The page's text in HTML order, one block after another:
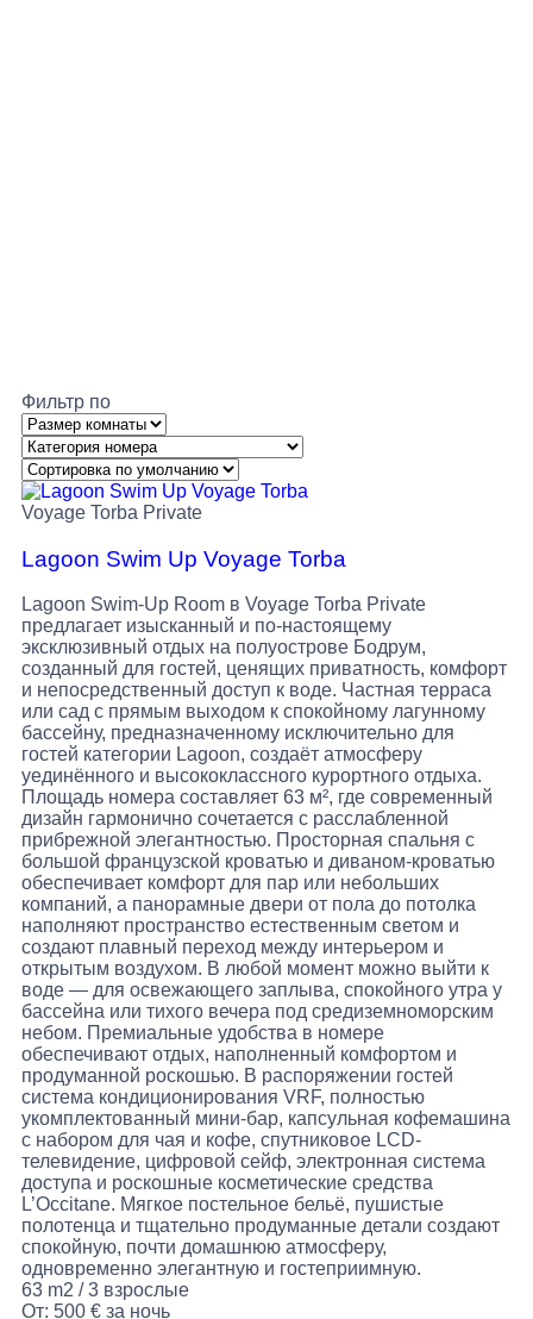
Фильтр по
Voyage Torba Private
Lagoon Swim Up Voyage Torba
Lagoon Swim-Up Room в Voyage Torba Private
предлагает изысканный и по-настоящему
эксклюзивный отдых на полуострове Бодрум,
созданный для гостей, ценящих приватность, комфорт
и непосредственный доступ к воде. Частная терраса
или сад с прямым выходом к спокойному лагунному
бассейну, предназначенному исключительно для
гостей категории Lagoon, создаёт атмосферу
уединённого и высококлассного курортного отдыха.
Площадь номера составляет 63 м², где современный
дизайн гармонично сочетается с расслабленной
прибрежной элегантностью. Просторная спальня с
большой французской кроватью и диваном-кроватью
обеспечивает комфорт для пар или небольших
компаний, а панорамные двери от пола до потолка
наполняют пространство естественным светом и
создают плавный переход между интерьером и
открытым воздухом. В любой момент можно выйти к
воде — для освежающего заплыва, спокойного утра у
бассейна или тихого вечера под средиземноморским
небом. Премиальные удобства в номере
обеспечивают отдых, наполненный комфортом и
продуманной роскошью. В распоряжении гостей
система кондиционирования VRF, полностью
укомплектованный мини-бар, капсульная кофемашина
с набором для чая и кофе, спутниковое LCD-
телевидение, цифровой сейф, электронная система
доступа и роскошные косметические средства
L’Occitane. Мягкое постельное бельё, пушистые
полотенца и тщательно продуманные детали создают
спокойную, почти домашнюю атмосферу,
одновременно элегантную и гостеприимную.
63 m2 /3 взрослые
От: 500 € за ночь